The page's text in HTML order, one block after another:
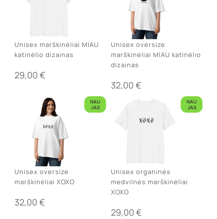
Unisex marškinėliai MIAU
katinėlio dizainas
29,00 €
Unisex oversize
marškinėliai MIAU katinėlio
dizainas
32,00 €
NAU
JAS
Unisex oversize
marškinėliai XOXO
32,00 €
NAU
JAS
Unisex organinės
medvilnės marškinėliai
XOXO
29,00 €